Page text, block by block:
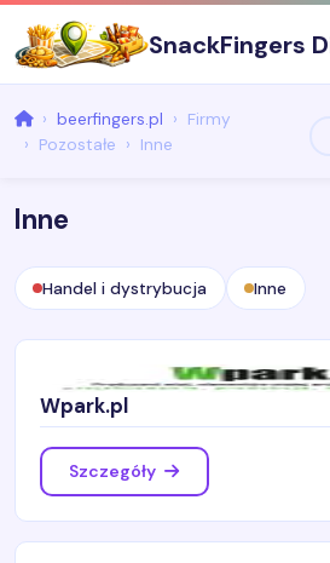
SnackFingers
beerfingers.pl
Firmy
Pozostałe
Inne
Inne
Handel i dystrybucja Inne
Wpark.pl
Szczegóły